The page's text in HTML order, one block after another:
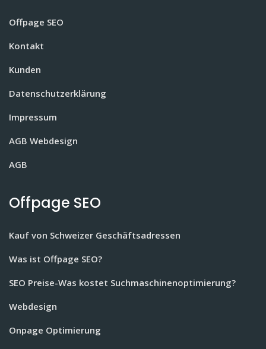
Offpage SEO
Kontakt
Kunden
Datenschutzerklärung
Impressum
AGB Webdesign
AGB
Offpage SEO
Kauf von Schweizer Geschäftsadressen
Was ist Offpage SEO?
SEO Preise-Was kostet Suchmaschinenoptimierung?
Webdesign
Onpage Optimierung